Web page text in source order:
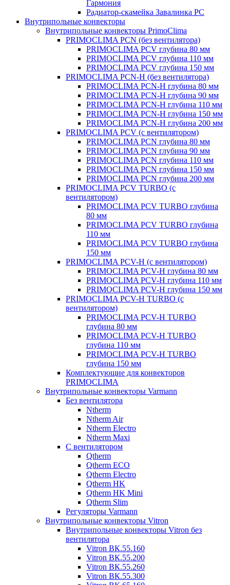
Гармония
Радиатор-скамейка Завалинка РС
Внутрипольные конвекторы
Внутрипольные конвекторы PrimoClima
PRIMOCLIMA PCN (без вентилятора)
PRIMOCLIMA PCV глубина 80 мм
PRIMOCLIMA PCV глубина 110 мм
PRIMOCLIMA PCV глубина 150 мм
PRIMOCLIMA PCN-H (без вентилятора)
PRIMOCLIMA PCN-H глубина 80 мм
PRIMOCLIMA PCN-H глубина 90 мм
PRIMOCLIMA PCN-H глубина 110 мм
PRIMOCLIMA PCN-H глубина 150 мм
PRIMOCLIMA PCN-H глубина 200 мм
PRIMOCLIMA PCV (c вентилятором)
PRIMOCLIMA PCN глубина 80 мм
PRIMOCLIMA PCN глубина 90 мм
PRIMOCLIMA PCN глубина 110 мм
PRIMOCLIMA PCN глубина 150 мм
PRIMOCLIMA PCN глубина 200 мм
PRIMOCLIMA PCV TURBO (c
вентилятором)
PRIMOCLIMA PCV TURBO глубина
80 мм
PRIMOCLIMA PCV TURBO глубина
110 мм
PRIMOCLIMA PCV TURBO глубина
150 мм
PRIMOCLIMA PCV-H (c вентилятором)
PRIMOCLIMA PCV-H глубина 80 мм
PRIMOCLIMA PCV-H глубина 110 мм
PRIMOCLIMA PCV-H глубина 150 мм
PRIMOCLIMA PCV-H TURBO (c
вентилятором)
PRIMOCLIMA PCV-H TURBO
глубина 80 мм
PRIMOCLIMA PCV-H TURBO
глубина 110 мм
PRIMOCLIMA PCV-H TURBO
глубина 150 мм
Комплектующие для конвекторов
PRIMOCLIMA
Внутрипольные конвекторы Varmann
Без вентилятора
Ntherm
Ntherm Air
Ntherm Electro
Ntherm Maxi
С вентилятором
Qtherm
Qtherm ECO
Qtherm Electro
Qtherm HK
Qtherm HK Mini
Qtherm Slim
Регуляторы Varmann
Внутрипольные конвекторы Vitron
Внутрипольные конвекторы Vitron без
вентилятора
Vitron ВК.55.160
Vitron ВК.55.200
Vitron ВК.55.260
Vitron ВК.55.300